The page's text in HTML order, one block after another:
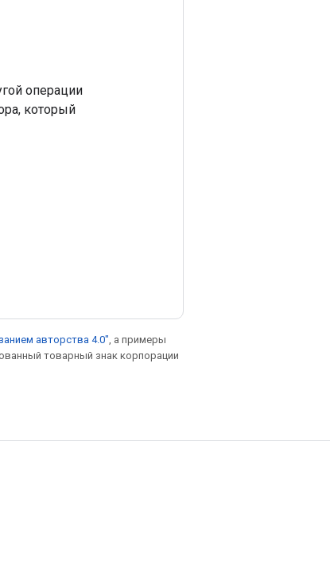
операции
который
авторства 4.0" , а примеры
товарный знак корпорации